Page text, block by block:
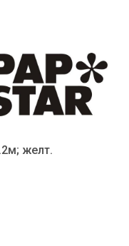
желт.